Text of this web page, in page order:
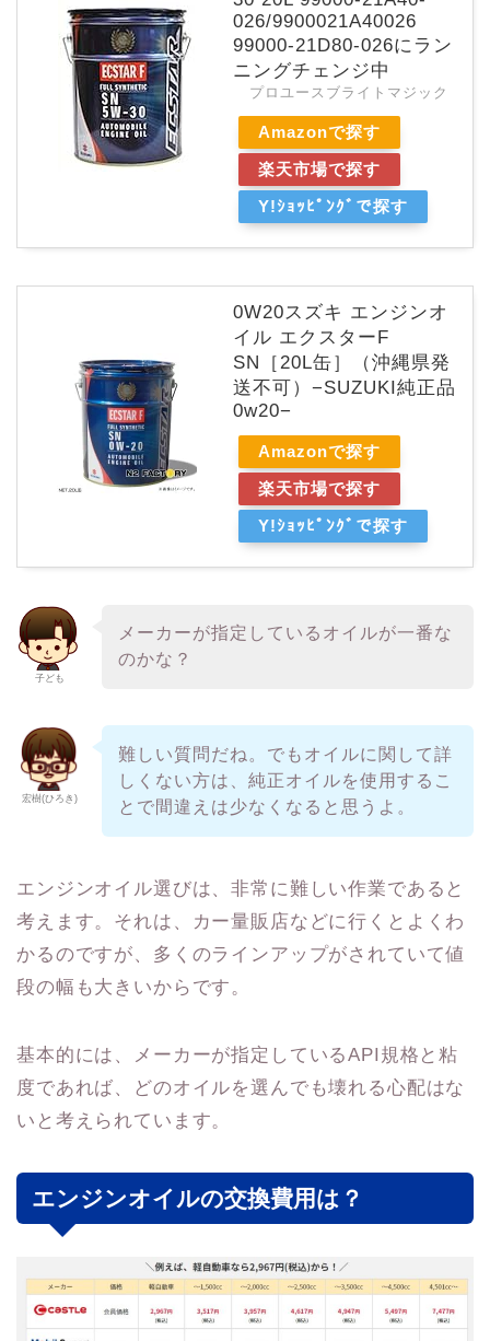
026/9900021A40026
99000-21D80-026にラン
ニングチェンジ中
プロユースブライトマジック
Amazonで探す
楽天市場で探す
Y!ｼｮｯﾋﾟﾝｸﾞで探す
0W20スズキ エンジンオ
イル エクスターF
SN［20L缶］（沖縄県発
送不可）−SUZUKI純正品
0w20−
Amazonで探す
楽天市場で探す
Y!ｼｮｯﾋﾟﾝｸﾞで探す
子ども
メーカーが指定しているオイルが一番な
のかな？
宏樹(ひろき)
難しい質問だね。でもオイルに関して詳
しくない方は、純正オイルを使用するこ
とで間違えは少なくなると思うよ。
エンジンオイル選びは、非常に難しい作業であると
考えます。それは、カー量販店などに行くとよくわ
かるのですが、多くのラインアップがされていて値
段の幅も大きいからです。
基本的には、メーカーが指定しているAPI規格と粘
度であれば、どのオイルを選んでも壊れる心配はな
いと考えられています。
エンジンオイルの交換費用は？